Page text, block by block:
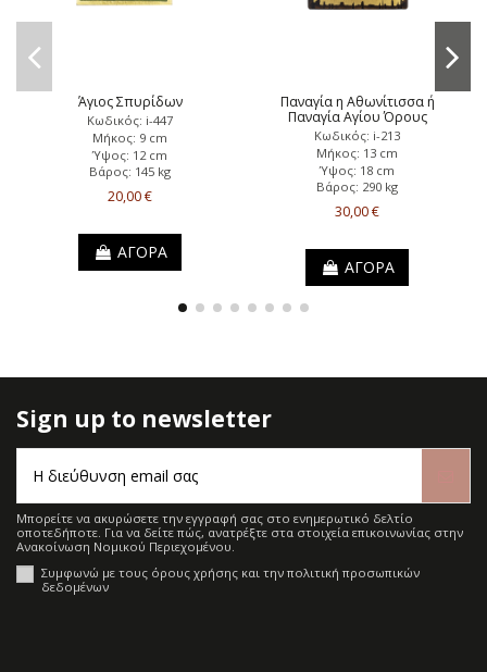
Άγιος Σπυρίδων
Κωδικός: i-447
Μήκος: 9 cm
Ύψος: 12 cm
Βάρος: 145 kg
20,00 €
ΑΓΟΡΑ
Παναγία η Αθωνίτισσα ή
Παναγία Αγίου Όρους
Κωδικός: i-213
Μήκος: 13 cm
Ύψος: 18 cm
Βάρος: 290 kg
30,00 €
ΑΓΟΡΑ
Sign up to newsletter
Μπορείτε να ακυρώσετε την εγγραφή σας στο ενημερωτικό δελτίο
οποτεδήποτε. Για να δείτε πώς, ανατρέξτε στα στοιχεία επικοινωνίας στην
Ανακοίνωση Νομικού Περιεχομένου.
Συμφωνώ με τους όρους χρήσης και την πολιτική προσωπικών
δεδομένων